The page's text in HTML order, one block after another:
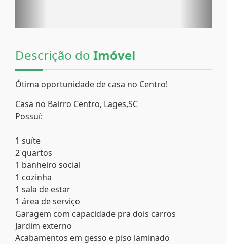
Descrição do Imóvel
Ótima oportunidade de casa no Centro!
Casa no Bairro Centro, Lages,SC
Possuí:
1 suíte
2 quartos
1 banheiro social
1 cozinha
1 sala de estar
1 área de serviço
Garagem com capacidade pra dois carros
Jardim externo
Acabamentos em gesso e piso laminado